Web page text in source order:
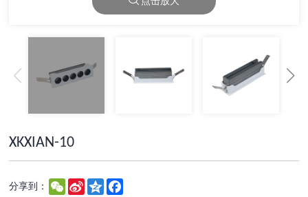
XKXIAN-10
分享到： WeChatSina
Weibo
Qzone